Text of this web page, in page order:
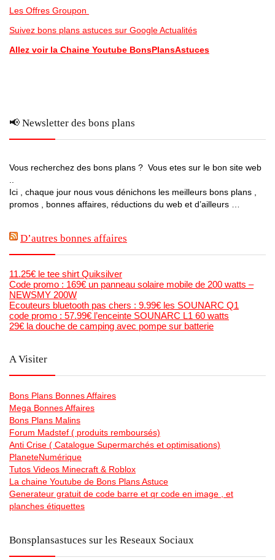
Les Offres Groupon
Suivez bons plans astuces sur Google Actualités
Allez voir la Chaine Youtube BonsPlansAstuces
📢 Newsletter des bons plans
Vous recherchez des bons plans ? Vous etes sur le bon site web
Ici , chaque jour nous vous dénichons les meilleurs bons plans ,
promos , bonnes affaires, réductions du web et d’ailleurs …
D’autres bonnes affaires
11.25€ le tee shirt Quiksilver
Code promo : 169€ un panneau solaire mobile de 200 watts –
NEWSMY 200W
Ecouteurs bluetooth pas chers : 9.99€ les SOUNARC Q1
code promo : 57.99€ l’enceinte SOUNARC L1 60 watts
29€ la douche de camping avec pompe sur batterie
A Visiter
Bons Plans Bonnes Affaires
Mega Bonnes Affaires
Bons Plans Malins
Forum Madstef ( produits remboursés)
Anti Crise ( Catalogue Supermarchés et optimisations)
PlaneteNumérique
Tutos Videos Minecraft & Roblox
La chaine Youtube de Bons Plans Astuce
Generateur gratuit de code barre et qr code en image , et
planches étiquettes
Bonsplansastuces sur les Reseaux Sociaux